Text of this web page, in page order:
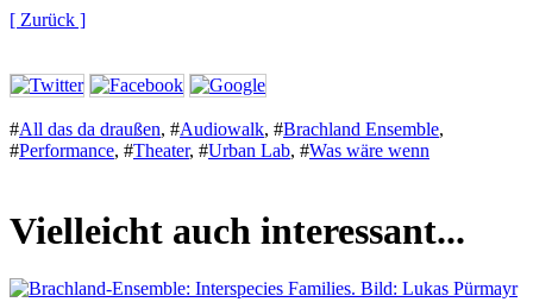
[ Zurück ]
#All das da draußen, #Audiowalk, #Brachland Ensemble,
#Performance, #Theater, #Urban Lab, #Was wäre wenn
Vielleicht auch interessant...